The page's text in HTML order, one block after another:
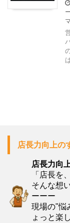
店長力向上の
店長力向
「店長を
そんな想
ーーー
現場の"悩
ょっと楽